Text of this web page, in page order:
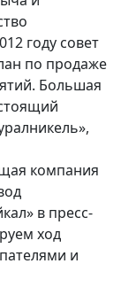
году совет
по продаже
Большая
компания
в пресс-
ход
и